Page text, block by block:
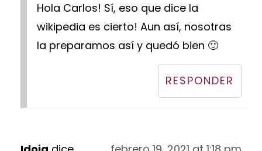
Hola Carlos! Sí, eso que dice la
wikipedia es cierto! Aun así, nosotras
la preparamos así y quedó bien 🙂
RESPONDER